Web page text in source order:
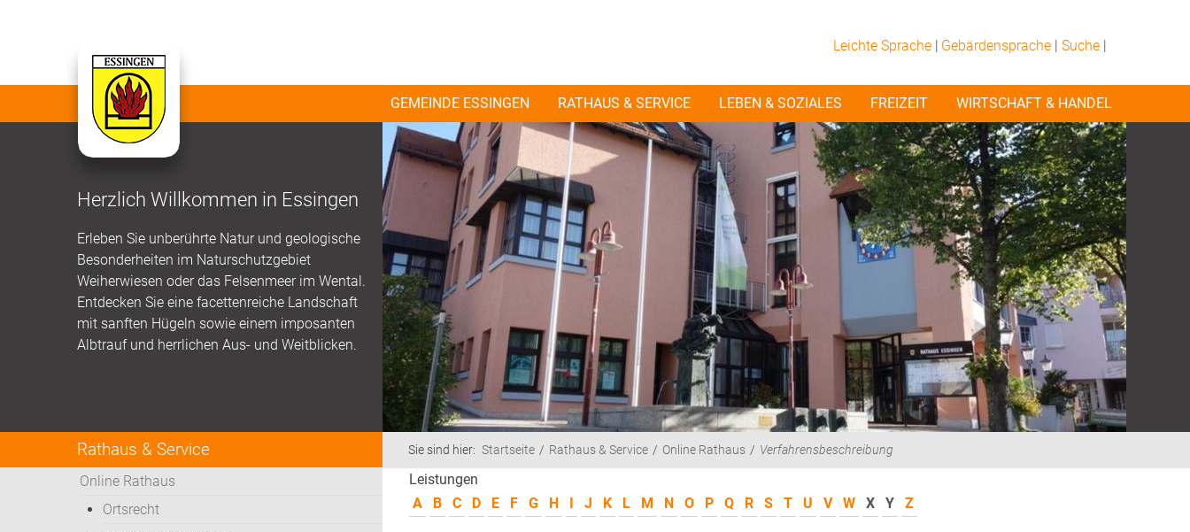
Leichte Sprache | Gebärdensprache | Suche|
GEMEINDE ESSINGEN RATHAUS & SERVICE LEBEN & SOZIALES FREIZEIT WIRTSCHAFT & HANDEL
Herzlich Willkommen in Essingen
Erleben Sie unberührte Natur und geologische
Besonderheiten im Naturschutzgebiet
Weiherwiesen oder das Felsenmeer im Wental.
Entdecken Sie eine facettenreiche Landschaft
mit sanften Hügeln sowie einem imposanten
Albtrauf und herrlichen Aus- und Weitblicken.
Rathaus & Service
Online Rathaus
Ortsrecht
Sie sind hier: Startseite Rathaus & Service Online Rathaus Verfahrensbeschreibung
Leistungen
A
B C D E F G H I J K L M N O P Q R S T U V W X Y Z